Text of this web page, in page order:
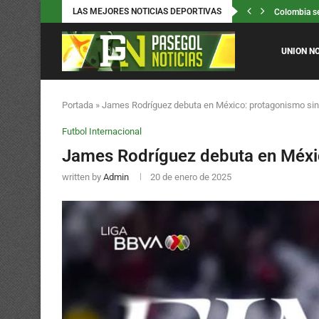
LAS MEJORES NOTICIAS DEPORTIVAS 5000 niños
UNION
Portada » James Rodríguez debuta en México: protagonismo
Futbol Internacional
James Rodríguez debuta en
written by Admin 20 de enero de 2025